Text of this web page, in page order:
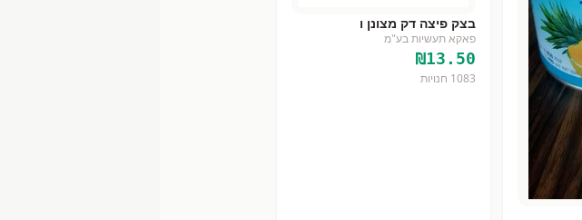
בצק פיצה דק מצונן ו
פאקא תעשיות בע"מ
₪13.50
1083 חנויות